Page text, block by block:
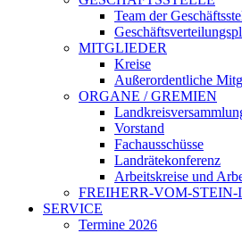
Team der
MITGLIEDER
Kreise
Außerordentliche
ORGANE / GREMIEN
Vorstand
Fachausschüsse
Landrätekonferenz
Arbeitskreise und
FREIHERR-VOM-
SERVICE
Termine 2026